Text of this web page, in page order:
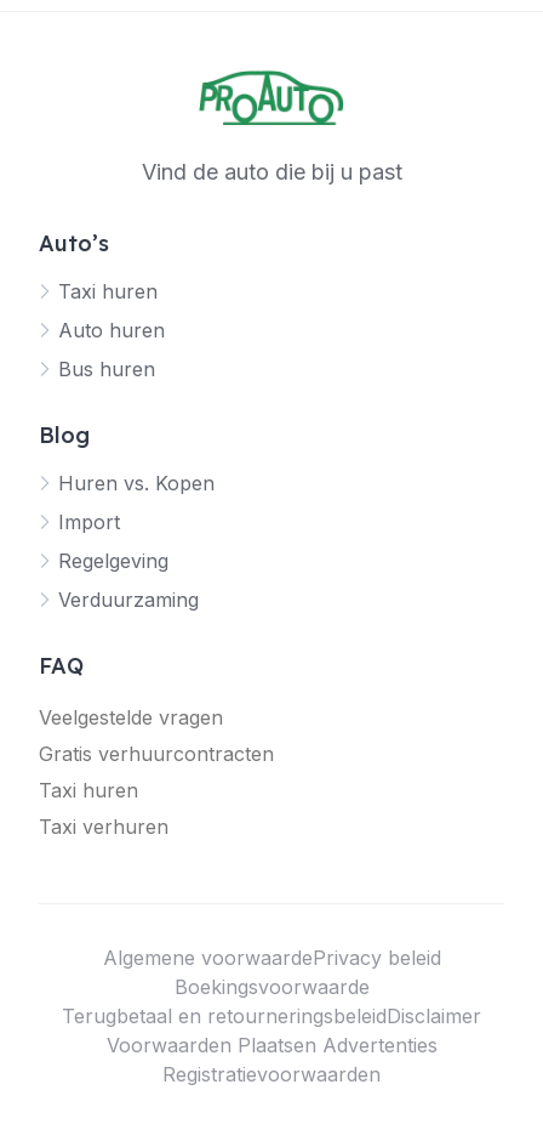
Vind de auto die bij u past
Auto’s
Taxi huren
Auto huren
Bus huren
Blog
Huren vs. Kopen
Import
Regelgeving
Verduurzaming
FAQ
Veelgestelde vragen
Gratis verhuurcontracten
Taxi huren
Taxi verhuren
Algemene voorwaardePrivacy beleid
Boekingsvoorwaarde
Terugbetaal en retourneringsbeleidDisclaimer
Voorwaarden Plaatsen Advertenties
Registratievoorwaarden